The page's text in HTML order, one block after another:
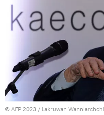
© AFP 2023 / Lakruwan Wanniarchchi